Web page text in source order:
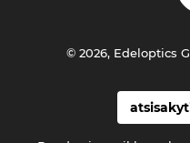
© 2026, Edeloptics